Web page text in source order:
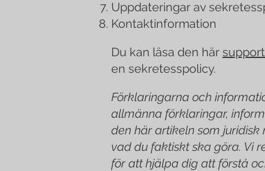
Uppdateringar av
Kontaktinformation
Du kan läsa den här
en sekretesspolicy.
Förklaringarna och
allmänna förklaringar,
den här artikeln som
vad du faktiskt ska göra. Vi
för att hjälpa dig att förstå